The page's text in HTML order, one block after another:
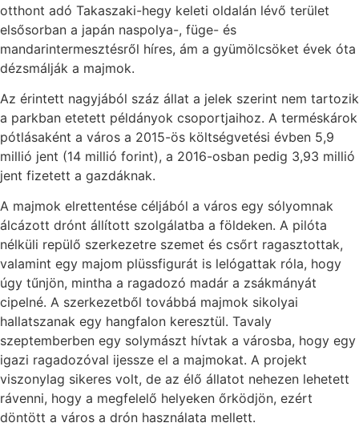
otthont adó Takaszaki-hegy keleti oldalán lévő terület
elsősorban a japán naspolya-, füge- és
mandarintermesztésről híres, ám a gyümölcsöket évek óta
dézsmálják a majmok.
Az érintett nagyjából száz állat a jelek szerint nem tartozik
a parkban etetett példányok csoportjaihoz. A terméskárok
pótlásaként a város a 2015-ös költségvetési évben 5,9
millió jent (14 millió forint), a 2016-osban pedig 3,93 millió
jent fizetett a gazdáknak.
A majmok elrettentése céljából a város egy sólyomnak
álcázott drónt állított szolgálatba a földeken. A pilóta
nélküli repülő szerkezetre szemet és csőrt ragasztottak,
valamint egy majom plüssfigurát is lelógattak róla, hogy
úgy tűnjön, mintha a ragadozó madár a zsákmányát
cipelné. A szerkezetből továbbá majmok sikolyai
hallatszanak egy hangfalon keresztül. Tavaly
szeptemberben egy solymászt hívtak a városba, hogy egy
igazi ragadozóval ijessze el a majmokat. A projekt
viszonylag sikeres volt, de az élő állatot nehezen lehetett
rávenni, hogy a megfelelő helyeken őrködjön, ezért
döntött a város a drón használata mellett.